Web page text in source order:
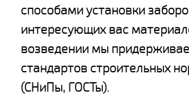
способами установки
интересующих вас
возведении мы
стандартов строительных
(СНиПы, ГОСТы).